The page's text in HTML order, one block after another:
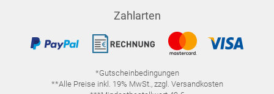
Zahlarten
*Gutscheinbedingungen
**Alle Preise inkl. 19% MwSt., zzgl. Versandkosten